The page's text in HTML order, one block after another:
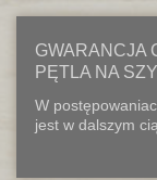
GWARANCJA
PĘTLA NA
W
jest w dalszym